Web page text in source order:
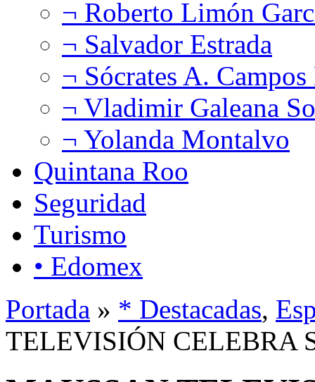
¬ Roberto Limón
¬ Salvador Estrada
¬ Sócrates A.
¬ Vladimir Galeana
¬ Yolanda Montalvo
Quintana Roo
Seguridad
Turismo
• Edomex
Portada » * Destacadas,
TELEVISIÓN CELEBRA